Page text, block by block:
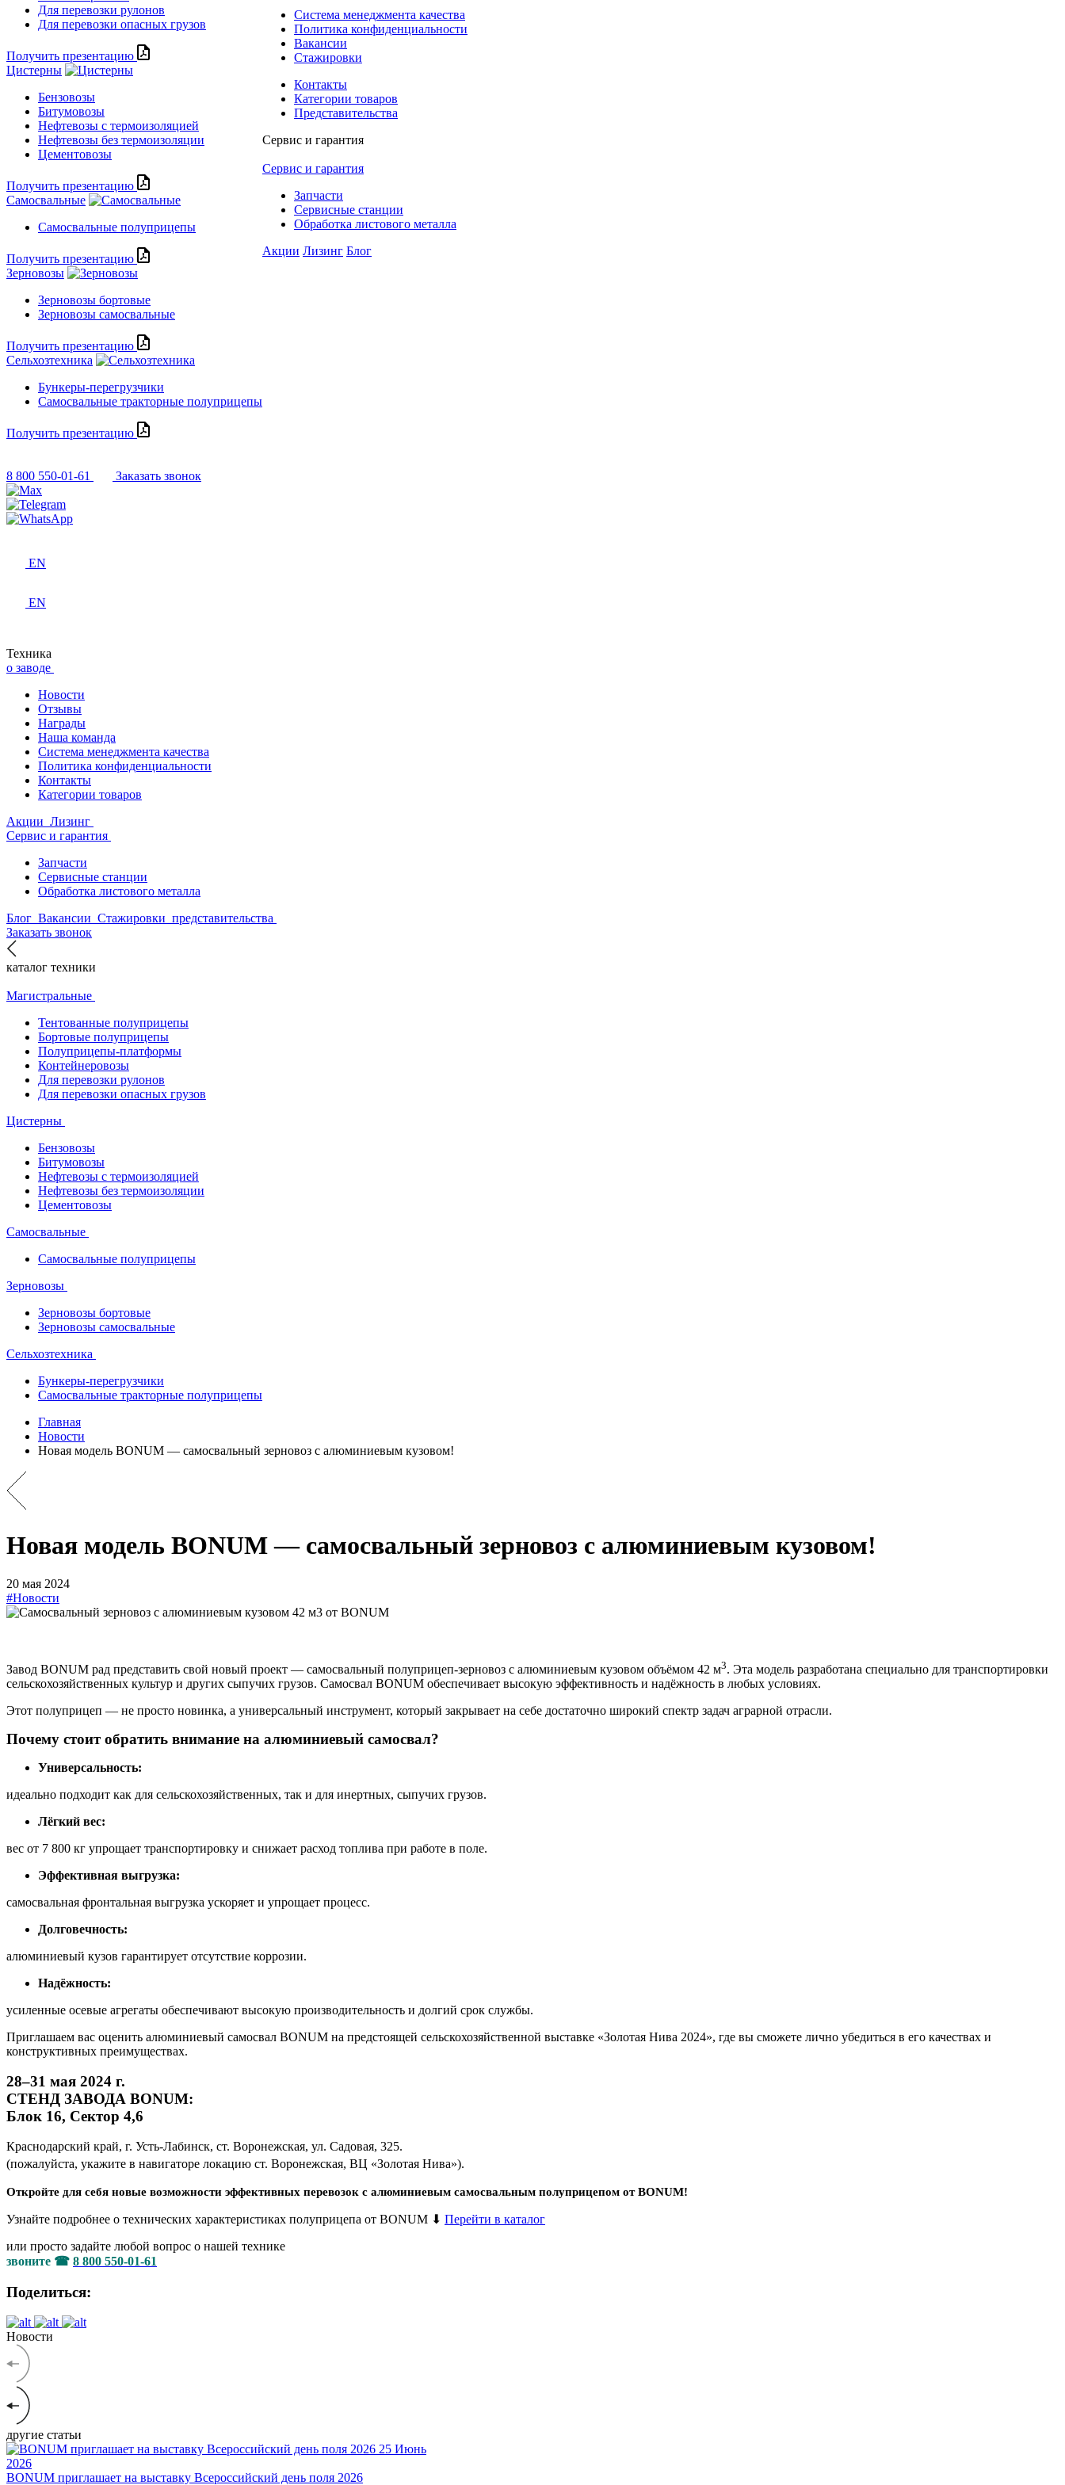
Для перевозки рулонов
Для перевозки опасных грузов
Получить презентацию
Цистерны
Бензовозы
Битумовозы
Нефтевозы с термоизоляцией
Нефтевозы без термоизоляции
Цементовозы
Получить презентацию
Самосвальные
Самосвальные полуприцепы
Получить презентацию
Зерновозы
Зерновозы бортовые
Зерновозы самосвальные
Получить презентацию
Сельхозтехника
Бункеры-перегрузчики
Самосвальные тракторные полуприцепы
Получить презентацию
Система менеджмента качества
Политика конфиденциальности
Вакансии
Стажировки
Контакты
Категории товаров
Представительства
Сервис и гарантия
Сервис и гарантия
Запчасти
Сервисные станции
Обработка листового металла
Акции Лизинг Блог
8 800 550-01-61 Заказать звонок
EN
EN
Техника
о заводе
Новости
Отзывы
Награды
Наша команда
Система менеджмента качества
Политика конфиденциальности
Контакты
Категории товаров
Акции Лизинг
Сервис и гарантия
Запчасти
Сервисные станции
Обработка листового металла
Блог Вакансии Стажировки представительства
Заказать звонок
каталог техники
Магистральные
Тентованные полуприцепы
Бортовые полуприцепы
Полуприцепы-платформы
Контейнеровозы
Для перевозки рулонов
Для перевозки опасных грузов
Цистерны
Бензовозы
Битумовозы
Нефтевозы с термоизоляцией
Нефтевозы без термоизоляции
Цементовозы
Самосвальные
Самосвальные полуприцепы
Зерновозы
Зерновозы бортовые
Зерновозы самосвальные
Сельхозтехника
Бункеры-перегрузчики
Самосвальные тракторные полуприцепы
Главная
Новости
Новая модель BONUM — cамосвальный зерновоз с алюминиевым кузовом!
Новая модель BONUM — cамосвальный зерновоз с алюминиевым кузовом!
20 мая 2024
#Новости
Завод BONUM рад представить свой новый проект — самосвальный полуприцеп-зерновоз с алюминиевым кузовом объёмом 42 м3. Эта модель разработана специально для транспортировки
сельскохозяйственных культур и других сыпучих грузов. Самосвал BONUM обеспечивает высокую эффективность и надёжность в любых условиях.
Этот полуприцеп — не просто новинка, а универсальный инструмент, который закрывает на себе достаточно широкий спектр задач аграрной отрасли.
Почему стоит обратить внимание на алюминиевый самосвал?
Универсальность:
идеально подходит как для сельскохозяйственных, так и для инертных, сыпучих грузов.
Лёгкий вес:
вес от 7 800 кг упрощает транспортировку и снижает расход топлива при работе в поле.
Эффективная выгрузка:
самосвальная фронтальная выгрузка ускоряет и упрощает процесс.
Долговечность:
алюминиевый кузов гарантирует отсутствие коррозии.
Надёжность:
усиленные осевые агрегаты обеспечивают высокую производительность и долгий срок службы.
Приглашаем вас оценить алюминиевый самосвал BONUM на предстоящей сельскохозяйственной выставке «Золотая Нива 2024», где вы сможете лично убедиться в его качествах и
конструктивных преимуществах.
28–31 мая 2024 г.
СТЕНД ЗАВОДА BONUM:
Блок 16, Сектор 4,6
Краснодарский край, г. Усть-Лабинск, ст. Воронежская, ул. Садовая, 325.
(пожалуйста, укажите в навигаторе локацию ст. Воронежская, ВЦ «Золотая Нива»).
Откройте для себя новые возможности эффективных перевозок с алюминиевым самосвальным полуприцепом от BONUM!
Узнайте подробнее о технических характеристиках полуприцепа от BONUM ⬇ Перейти в каталог
или просто задайте любой вопрос о нашей технике
звоните ☎ 8 800 550-01-61
Поделиться:
Новости
другие статьи
25 Июнь
2026
BONUM приглашает на выставку Всероссийский день поля 2026